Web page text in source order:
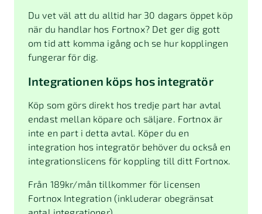
Du vet väl att du alltid har 30 dagars öppet köp
när du handlar hos Fortnox? Det ger dig gott
om tid att komma igång och se hur kopplingen
fungerar för dig.
Integrationen köps hos integratör
Köp som görs direkt hos tredje part har avtal
endast mellan köpare och säljare. Fortnox är
inte en part i detta avtal. Köper du en
integration hos integratör behöver du också en
integrationslicens för koppling till ditt Fortnox.
Från 189kr/mån tillkommer för licensen
Fortnox Integration (inkluderar obegränsat